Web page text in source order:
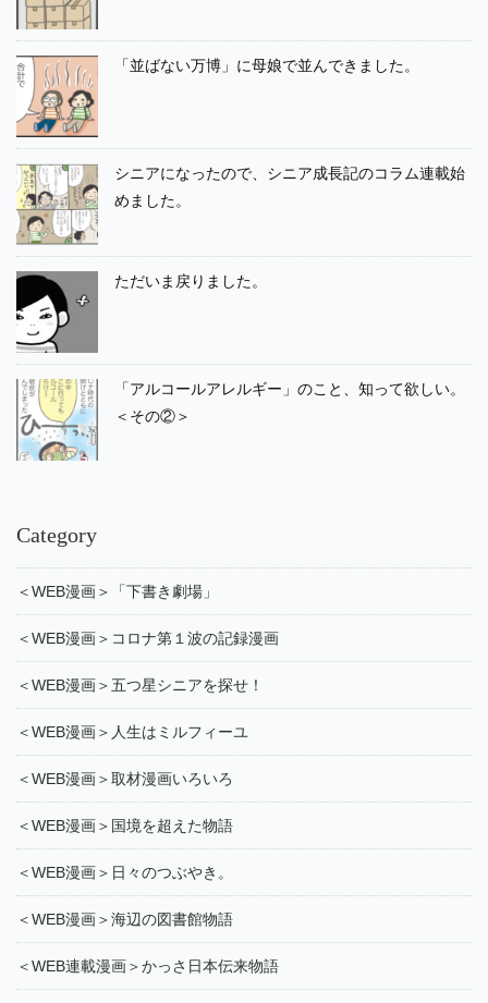
「並ばない万博」に母娘で並んできました。
シニアになったので、シニア成長記のコラム連載始
めました。
ただいま戻りました。
「アルコールアレルギー」のこと、知って欲しい。
＜その②＞
Category
＜WEB漫画＞「下書き劇場」
＜WEB漫画＞コロナ第１波の記録漫画
＜WEB漫画＞五つ星シニアを探せ！
＜WEB漫画＞人生はミルフィーユ
＜WEB漫画＞取材漫画いろいろ
＜WEB漫画＞国境を超えた物語
＜WEB漫画＞日々のつぶやき。
＜WEB漫画＞海辺の図書館物語
＜WEB連載漫画＞かっさ日本伝来物語